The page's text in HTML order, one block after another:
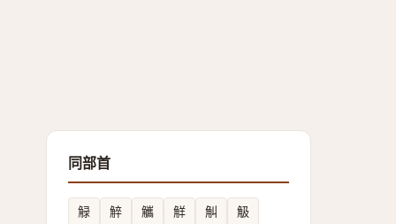
同部首
觮 䚝 觿 觧 觓
觙